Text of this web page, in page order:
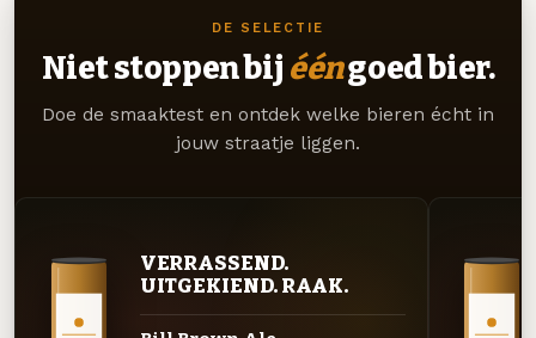
DE SELECTIE
Niet stoppen bij ééngoed bier.
Doe de smaaktest en ontdek welke bieren écht in
jouw straatje liggen.
VERRASSEND.
UITGEKIEND. RAAK.